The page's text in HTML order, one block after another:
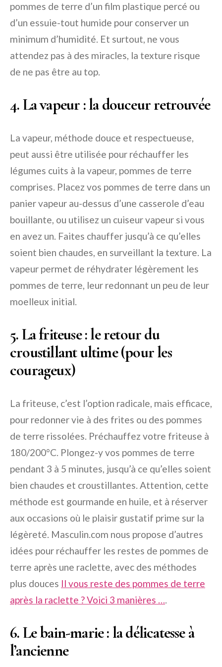
pommes de terre d’un film plastique percé ou
d’un essuie-tout humide pour conserver un
minimum d’humidité. Et surtout, ne vous
attendez pas à des miracles, la texture risque
de ne pas être au top.
4. La vapeur : la douceur retrouvée
La vapeur, méthode douce et respectueuse,
peut aussi être utilisée pour réchauffer les
légumes cuits à la vapeur, pommes de terre
comprises. Placez vos pommes de terre dans un
panier vapeur au-dessus d’une casserole d’eau
bouillante, ou utilisez un cuiseur vapeur si vous
en avez un. Faites chauffer jusqu’à ce qu’elles
soient bien chaudes, en surveillant la texture. La
vapeur permet de réhydrater légèrement les
pommes de terre, leur redonnant un peu de leur
moelleux initial.
5. La friteuse : le retour du
croustillant ultime (pour les
courageux)
La friteuse, c’est l’option radicale, mais efficace,
pour redonner vie à des frites ou des pommes
de terre rissolées. Préchauffez votre friteuse à
180/200°C. Plongez-y vos pommes de terre
pendant 3 à 5 minutes, jusqu’à ce qu’elles soient
bien chaudes et croustillantes. Attention, cette
méthode est gourmande en huile, et à réserver
aux occasions où le plaisir gustatif prime sur la
légèreté. Masculin.com nous propose d’autres
idées pour réchauffer les restes de pommes de
terre après une raclette, avec des méthodes
plus douces Il vous reste des pommes de terre
après la raclette ? Voici 3 manières ….
6. Le bain-marie : la délicatesse à
l’ancienne